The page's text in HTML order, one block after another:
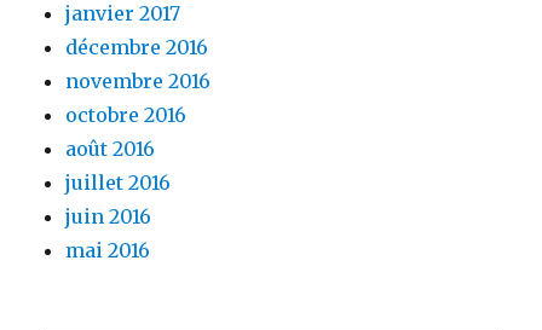
janvier 2017
décembre 2016
novembre 2016
octobre 2016
août 2016
juillet 2016
juin 2016
mai 2016